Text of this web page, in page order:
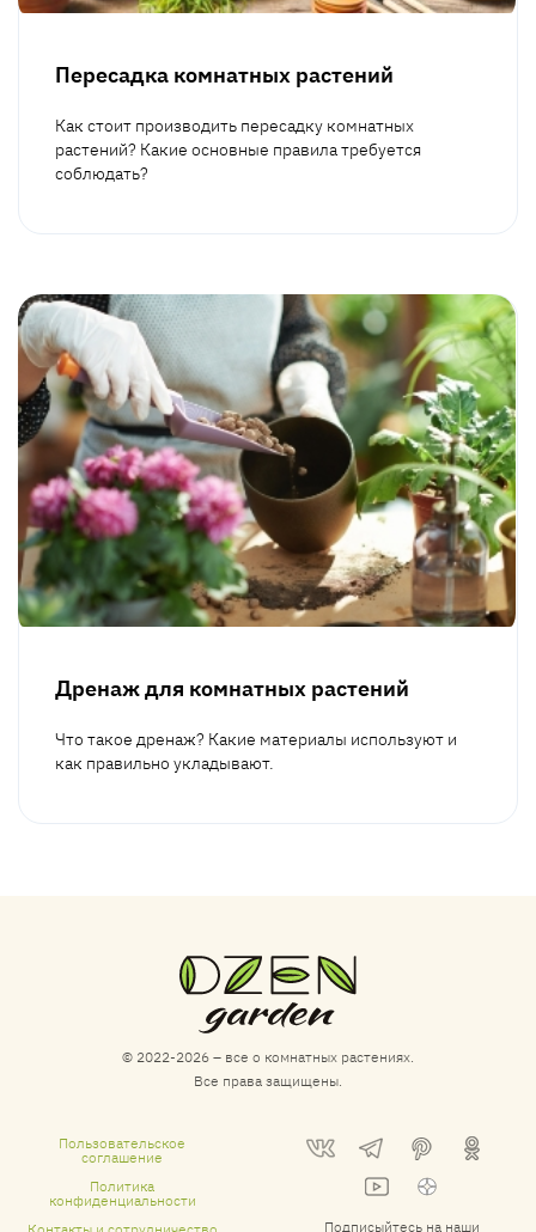
Пересадка комнатных растений
Как стоит производить пересадку комнатных
растений? Какие основные правила требуется
соблюдать?
Дренаж для комнатных растений
Что такое дренаж? Какие материалы используют и
как правильно укладывают.
© 2022-2026 – все о комнатных растениях.
Все права защищены.
Пользовательское
соглашение
Политика
конфиденциальности